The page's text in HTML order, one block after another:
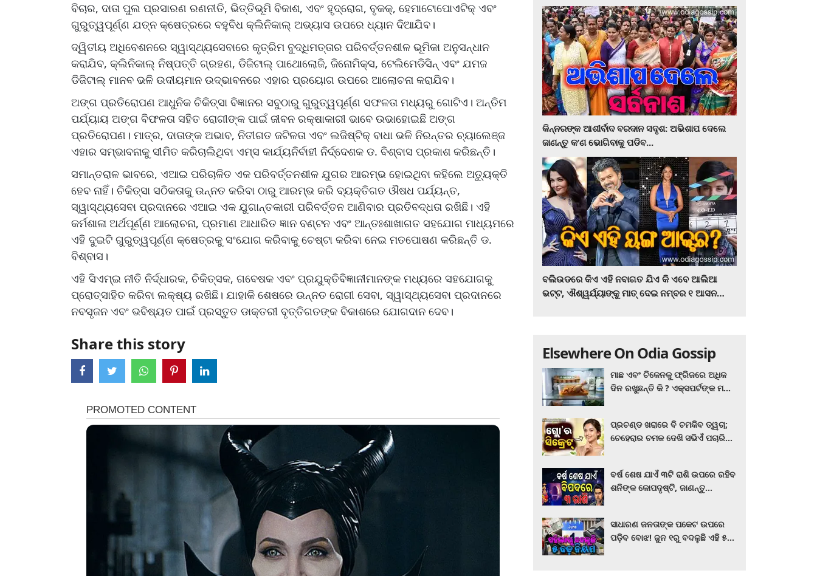
ବିଚାର, ଦାତା ପୁଲ ପ୍ରସାରଣ ରଣନୀତି, ଭିତ୍ତିଭୂମି ବିକାଶ, ଏବଂ ହୃଦ୍‌ରୋଗ, ବୃକକ୍, ହେମାଟୋପୋଏଟିକ୍ ଏବଂ
ଗୁରୁତ୍ୱପୂର୍ଣ୍ଣ ଯତ୍ନ କ୍ଷେତ୍ରରେ ବହୁବିଧ କ୍ଲିନିକାଲ୍ ଅଭ୍ୟାସ ଉପରେ ଧ୍ୟାନ ଦିଆଯିବ।
ଦ୍ୱିତୀୟ ଅଧିବେଶନରେ ସ୍ୱାସ୍ଥ୍ୟସେବାରେ କୃତ୍ରିମ ବୁଦ୍ଧିମତ୍ତାର ପରିବର୍ତ୍ତନଶୀଳ ଭୂମିକା ଅନୁସନ୍ଧାନ
କରାଯିବ, କ୍ଲିନିକାଲ୍ ନିଷ୍ପତ୍ତି ଗ୍ରହଣ, ଡିଜିଟାଲ୍ ପାଥୋଲୋଜି, ଜିନୋମିକ୍ସ, ଟେଲିମେଡିସିନ୍ ଏବଂ ଯମଜ
ଡିଜିଟାଲ୍ ମାନବ ଭଳି ଉଦୀୟମାନ ଉଦ୍ଭାବନରେ ଏହାର ପ୍ରୟୋଗ ଉପରେ ଆଲୋଚନା କରାଯିବ।
ଅଙ୍ଗ ପ୍ରତିରୋପଣ ଆଧୁନିକ ଚିକିତ୍ସା ବିଜ୍ଞାନର ସବୁଠାରୁ ଗୁରୁତ୍ୱପୂର୍ଣ୍ଣ ସଫଳତା ମଧ୍ୟରୁ ଗୋଟିଏ। ଅନ୍ତିମ
ପର୍ଯ୍ୟାୟ ଅଙ୍ଗ ବିଫଳତା ସହିତ ରୋଗୀଙ୍କ ପାଇଁ ଜୀବନ ରକ୍ଷାକାରୀ ଭାବେ ଉଭାହୋଇଛି ଅଙ୍ଗ
ପ୍ରତିରୋପଣ। ମାତ୍ର, ଦାତାଙ୍କ ଅଭାବ, ନିତୀଗତ ଜଟିଳତା ଏବଂ ଲଜିଷ୍ଟିକ୍ ବାଧା ଭଳି ନିରନ୍ତର ଚ୍ୟାଲେଞ୍ଜ
ଏହାର ସମ୍ଭାବନାକୁ ସୀମିତ କରିଚାଲିଥିବା ଏମ୍ସ କାର୍ଯ୍ୟନିର୍ବାହୀ ନିର୍ଦ୍ଦେଶକ ଡ. ବିଶ୍ବାସ ପ୍ରକାଶ କରିଛନ୍ତି।
ସମାନ୍ତରାଳ ଭାବରେ, ଏଆଇ ପରିଚାଳିତ ଏକ ପରିବର୍ତ୍ତନଶୀଳ ଯୁଗର ଆରମ୍ଭ ହୋଇଥିବା କହିଲେ ଅତ୍ୟୁକ୍ତି
ହେବ ନାହିଁ। ଚିକିତ୍ସା ସଠିକତାକୁ ଉନ୍ନତ କରିବା ଠାରୁ ଆରମ୍ଭ କରି ବ୍ୟକ୍ତିଗତ ଔଷଧ ପର୍ଯ୍ୟନ୍ତ,
ସ୍ୱାସ୍ଥ୍ୟସେବା ପ୍ରଦାନରେ ଏଆଇ ଏକ ଯୁଗାନ୍ତକାରୀ ପରିବର୍ତ୍ତନ ଆଣିବାର ପ୍ରତିବଦ୍ଧତା ରଖିଛି। ଏହି
କର୍ମଶାଳା ଅର୍ଥପୂର୍ଣ୍ଣ ଆଲୋଚନା, ପ୍ରମାଣ ଆଧାରିତ ଜ୍ଞାନ ବଣ୍ଟନ ଏବଂ ଆନ୍ତଃଶାଖାଗତ ସହଯୋଗ ମାଧ୍ୟମରେ
ଏହି ଦୁଇଟି ଗୁରୁତ୍ୱପୂର୍ଣ୍ଣ କ୍ଷେତ୍ରକୁ ସଂଯୋଗ କରିବାକୁ ଚେଷ୍ଟା କରିବା ନେଇ ମତପୋଷଣ କରିଛନ୍ତି ଡ.
ବିଶ୍ବାସ।
ଏହି ସିଏମ୍ଇ ନୀତି ନିର୍ଦ୍ଧାରକ, ଚିକିତ୍ସକ, ଗବେଷକ ଏବଂ ପ୍ରଯୁକ୍ତିବିଜ୍ଞାନୀମାନଙ୍କ ମଧ୍ୟରେ ସହଯୋଗକୁ
ପ୍ରୋତ୍ସାହିତ କରିବା ଲକ୍ଷ୍ୟ ରଖିଛି। ଯାହାକି ଶେଷରେ ଉନ୍ନତ ରୋଗୀ ସେବା, ସ୍ୱାସ୍ଥ୍ୟସେବା ପ୍ରଦାନରେ
ନବସୃଜନ ଏବଂ ଭବିଷ୍ୟତ ପାଇଁ ପ୍ରସ୍ତୁତ ଡାକ୍ତରୀ ବୃତ୍ତିଗତଙ୍କ ବିକାଶରେ ଯୋଗଦାନ ଦେବ।
Share this story
କିନ୍ନରଙ୍କ ଆଶୀର୍ବାଦ ବରଦାନ ସଦୃଶ: ଅଭିଶାପ ଦେଲେ
ଜାଣନ୍ତୁ କ’ଣ ଭୋଗିବାକୁ ପଡିବ...
ବଲିଉଡରେ କିଏ ଏହି ନବାଗତ ଯିଏ କି ଏବେ ଆଲିଆ
ଭଟ୍ଟ, ଐଶ୍ୱର୍ଯ୍ୟାଙ୍କୁ ମାତ୍‌ ଦେଇ ନମ୍ବର ୧ ଆସନ
Elsewhere On Odia Gossip
ମାଛ ଏବଂ ଚିକେନକୁ ଫ୍ରିଜରେ ଅଧିକ
ଦିନ ରଖୁଛନ୍ତି କି ? ଏକ୍ସପର୍ଟଙ୍କ ମତ
ପ୍ରଚଣ୍ଡ ଖରାରେ ବି ଚମକିବ ତ୍ୱଚା;
ଚେହେରାର ଚମକ ଦେଖି ସଭିଏଁ ପଚାରିବେ
ବର୍ଷ ଶେଷ ଯାଏଁ ୩ଟି ରାଶି ଉପରେ ରହିବ
ଶନିଙ୍କ କୋପଦୃଷ୍ଟି, ଜାଣନ୍ତୁ
ସାଧାରଣ ଜନତାଙ୍କ ପକେଟ ଉପରେ
ପଡ଼ିବ ବୋଝ! ଜୁନ ୧ରୁ ବଦଳୁଛି ଏହି ୫